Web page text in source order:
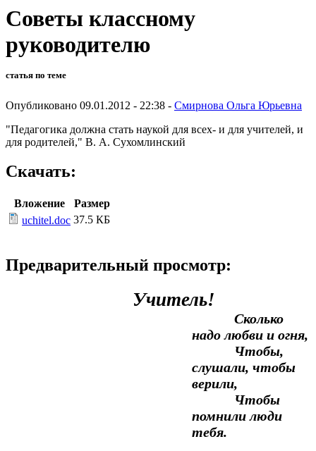
Советы классному
руководителю
статья по теме
Опубликовано 09.01.2012 - 22:38 - Смирнова Ольга Юрьевна
"Педагогика должна стать наукой для всех- и для учителей, и
для родителей," В. А. Сухомлинский
Скачать:
Вложение
Размер
uchitel.doc 37.5 КБ
Предварительный просмотр:
Учитель!
Сколько
надо любви и огня,
Чтобы,
слушали, чтобы
верили,
Чтобы
помнили люди
тебя.